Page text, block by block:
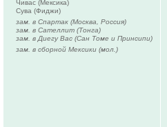
Чивас (Мексика)
Сува (Фиджи)
зам. в Спартак (Москва, Россия)
зам. в Сателлит (Тонга)
зам. в Диегу Вас (Сан Томе и Принсипи)
зам. в сборной Мексики (мол.)